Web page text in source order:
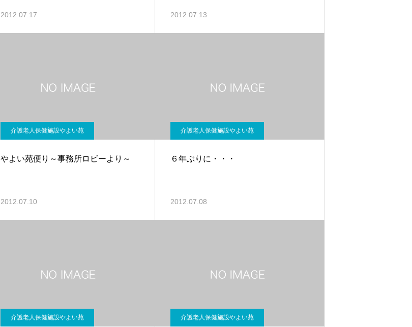
2012.07.17 2012.07.13
介護老人保健施設やよい苑
やよい苑便り～事務所ロビーより～
2012.07.10
介護老人保健施設やよい苑
６年ぶりに・・・
2012.07.08
介護老人保健施設やよい苑 介護老人保健施設やよい苑